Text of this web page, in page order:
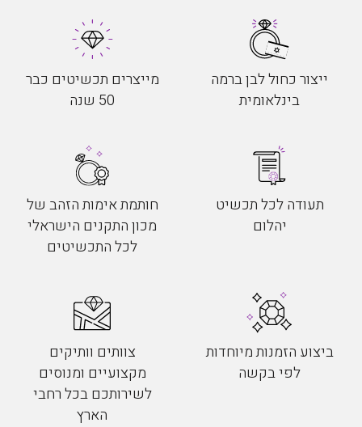
ייצור כחול לבן ברמה
בינלאומית
מייצרים תכשיטים כבר
50 שנה
תעודה לכל תכשיט
יהלום
חותמת אימות הזהב של
מכון התקנים הישראלי
לכל התכשיטים
ביצוע הזמנות מיוחדות
לפי בקשה
צוותים וותיקים
מקצועיים ומנוסים
לשירותכם בכל רחבי
הארץ